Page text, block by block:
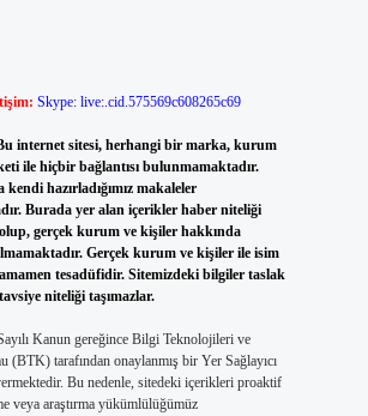
Skype: live:.cid.575569c608265c69
internet sitesi, herhangi bir marka, kurum
ile hiçbir bağlantısı bulunmamaktadır.
kendi hazırladığımız makaleler
Burada yer alan içerikler haber niteliği
gerçek kurum ve kişiler hakkında
Gerçek kurum ve kişiler ile isim
tesadüfidir. Sitemizdeki bilgiler taslak
niteliği taşımazlar.
Kanun gereğince Bilgi Teknolojileri ve
(BTK) tarafından onaylanmış bir Yer Sağlayıcı
Bu nedenle, sitedeki içerikleri proaktif
veya araştırma yükümlülüğümüz